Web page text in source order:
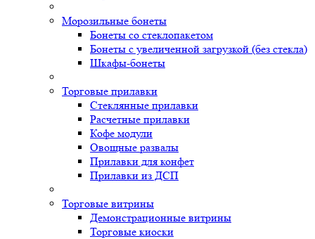
Морозильные бонеты
Бонеты со стеклопакетом
Бонеты с увеличенной загрузкой (без стекла)
Шкафы-бонеты
Торговые прилавки
Стеклянные прилавки
Расчетные прилавки
Кофе модули
Овощные развалы
Прилавки для конфет
Прилавки из ДСП
Торговые витрины
Демонстрационные витрины
Торговые киоски